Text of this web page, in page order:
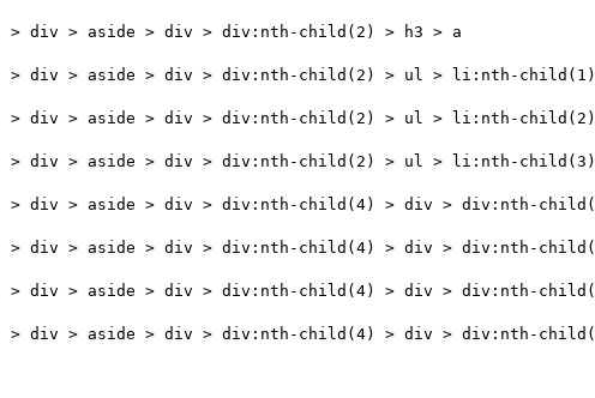
> div > aside > div > div:nth-child(2) > h3 > a
> div > aside > div > div:nth-child(2) > ul > li:nth-
> div > aside > div > div:nth-child(2) > ul > li:nth-
> div > aside > div > div:nth-child(2) > ul > li:nth-
> div > aside > div > div:nth-child(4) > div > div:nth-
> div > aside > div > div:nth-child(4) > div > div:nth-
> div > aside > div > div:nth-child(4) > div > div:nth-
> div > aside > div > div:nth-child(4) > div > div:nth-